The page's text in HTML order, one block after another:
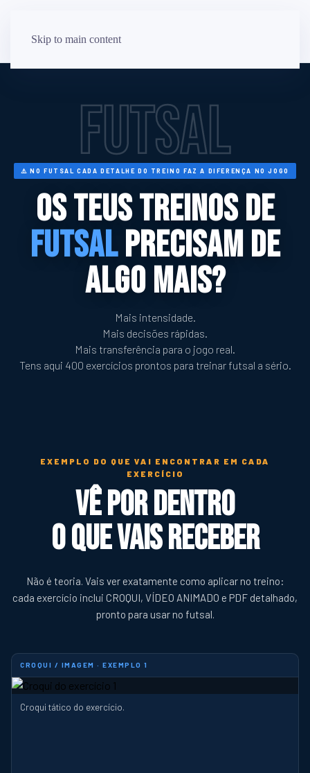
Skip to main content
FUTSAL
⚠️ NO FUTSAL CADA DETALHE DO TREINO FAZ A DIFERENÇA NO JOGO
Os teus treinos de
Futsalprecisam de
algo mais?
Mais intensidade.
Mais decisões rápidas.
Mais transferência para o jogo real.
Tens aqui 400 exercícios prontos para treinar futsal a sério.
EXEMPLO DO QUE VAI ENCONTRAR EM CADA
EXERCÍCIO
Vê por dentro
o que vais receber
Não é teoria. Vais ver exatamente como aplicar no treino:
cada exercício inclui CROQUI, VÍDEO ANIMADO e PDF detalhado,
pronto para usar no futsal.
CROQUI / IMAGEM · EXEMPLO 1
Croqui tático do exercício.